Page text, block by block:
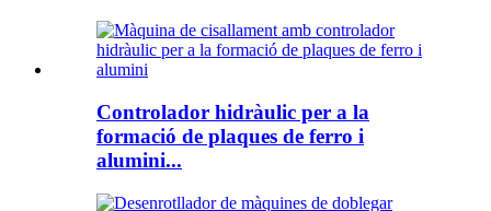
Controlador hidràulic per a la
formació de plaques de ferro i
alumini...